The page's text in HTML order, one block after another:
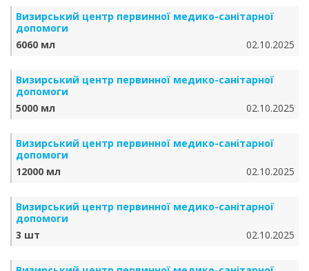
Визирський центр первинної медико-санітарної
допомоги
6060 мл
02.10.2025
Визирський центр первинної медико-санітарної
допомоги
5000 мл
02.10.2025
Визирський центр первинної медико-санітарної
допомоги
12000 мл
02.10.2025
Визирський центр первинної медико-санітарної
допомоги
3 шт
02.10.2025